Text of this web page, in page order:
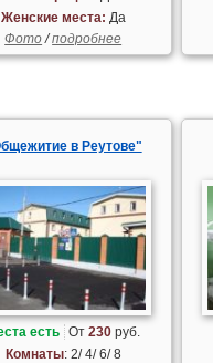
Женские места: Да
Фото/подробнее
в Реутове"
есть От230 руб.
Комнаты: 2/ 4/ 6/ 8